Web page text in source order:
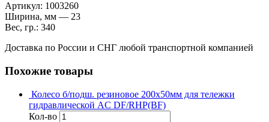
Артикул: 1003260
Ширина, мм — 23
Вес, гр.: 340
Доставка по России и СНГ любой транспортной компанией
Похожие товары
Колесо б/подш. резиновое 200х50мм для тележки
гидравлической AC DF/RHP(BF)
Кол-во